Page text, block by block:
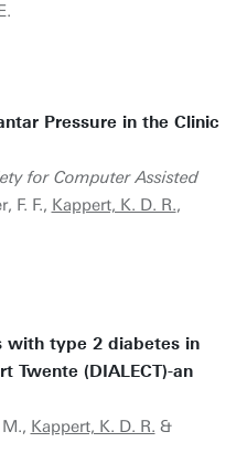
Pressure in the Clinic
for Computer Assisted
F. F., Kappert, K. D. R.,
with type 2 diabetes in
Twente (DIALECT)-an
Kappert, K. D. R. &